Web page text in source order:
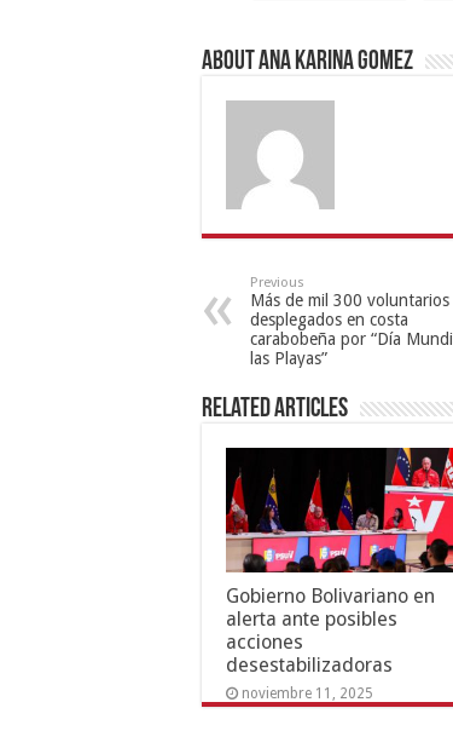
About Ana Karina Gomez
Previous
Más de mil 300 voluntarios
desplegados en costa
carabobeña por “Día
las Playas”
Related Articles
Gobierno Bolivariano en
alerta ante posibles
acciones
desestabilizadoras
noviembre 11, 2025